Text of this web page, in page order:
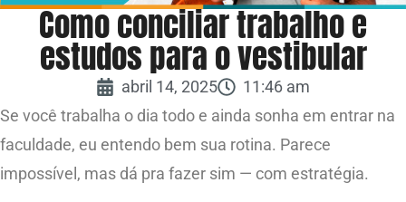
Como conciliar trabalho e
estudos para o vestibular
abril 14, 2025
11:46 am
Se você trabalha o dia todo e ainda sonha em entrar na
faculdade, eu entendo bem sua rotina. Parece
impossível, mas dá pra fazer sim — com estratégia.